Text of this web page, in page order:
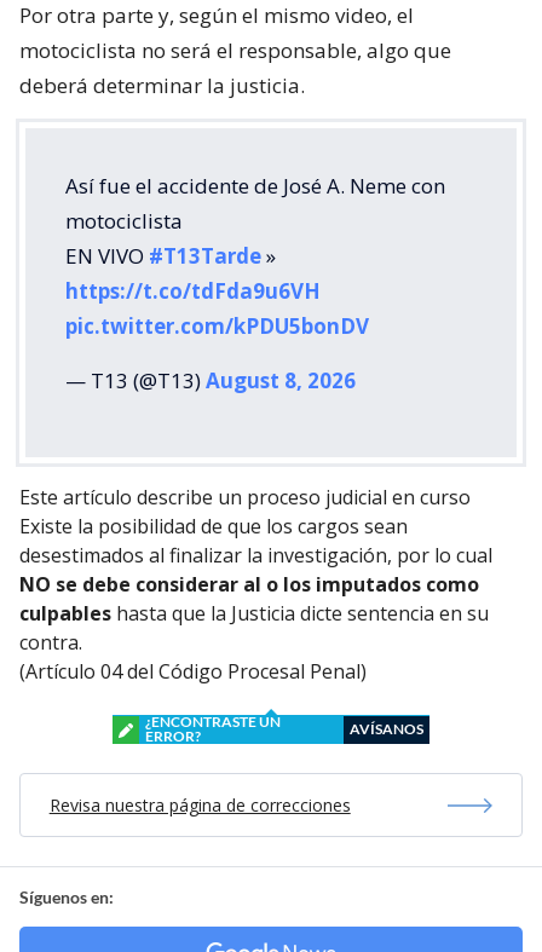
Por otra parte y, según el mismo video, el
motociclista no será el responsable, algo que
deberá determinar la justicia.
Así fue el accidente de José A. Neme con
motociclista
EN VIVO #T13Tarde»
https://t.co/tdFda9u6VH
pic.twitter.com/kPDU5bonDV
— T13 (@T13)August 8, 2026
Este artículo describe un proceso judicial en curso
Existe la posibilidad de que los cargos sean
desestimados al finalizar la investigación, por lo cual
NO se debe considerar al o los imputados como
culpables hasta que la Justicia dicte sentencia en su
contra.
(Artículo 04 del Código Procesal Penal)
¿ENCONTRASTE UN
ERROR?
AVÍSANOS
Revisa nuestra página de correcciones
Síguenos en: